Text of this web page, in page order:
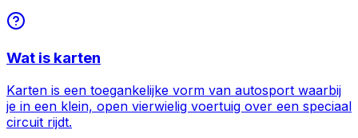
Wat is karten
Karten is een toegankelijke vorm van autosport waarbij
je in een klein, open vierwielig voertuig over een speciaal
circuit rijdt.